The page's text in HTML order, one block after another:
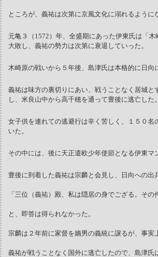
ところが、義祐は次第に京風文化に溺れるように
元亀３（1572）年、全盛期にあった伊東氏は「
大敗し、義祐の勢力は次第に衰退していった。
木崎原の戦いから５年後、島津氏は本格的に日向
義祐は味方の裏切りにあい、戦うことなく居城
し、米良山中から高千穂を通って豊後に逃亡した。
女子供を連れての逃避行は辛く苦しく、１５０
いた。
その中には、後に天正遣欧少年使節となる伊東マ
豊後に到着した義祐は宗麟と会見し、日向への出
「三位（義祐）殿、私は隠居の身でござる。そ
と、即答は得られなかった。
宗麟は２年前に家督を嫡男の義統に譲るが、事実
義祐が戦うことなく国外に逃亡したので、島津